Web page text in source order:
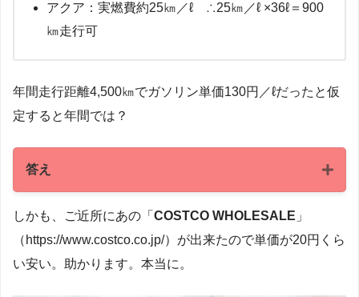
アクア：実燃費約25㎞／ℓ ∴25㎞／ℓ ×36ℓ＝900
㎞走行可
年間走行距離4,500㎞でガソリン単価130円／ℓだったと仮
定すると年間では？
答え
しかも、ご近所にあの「 COSTCO WHOLESALE 」
（https://www.costco.co.jp/）が出来たので単価が20円くら
い安い。助かります。本当に。